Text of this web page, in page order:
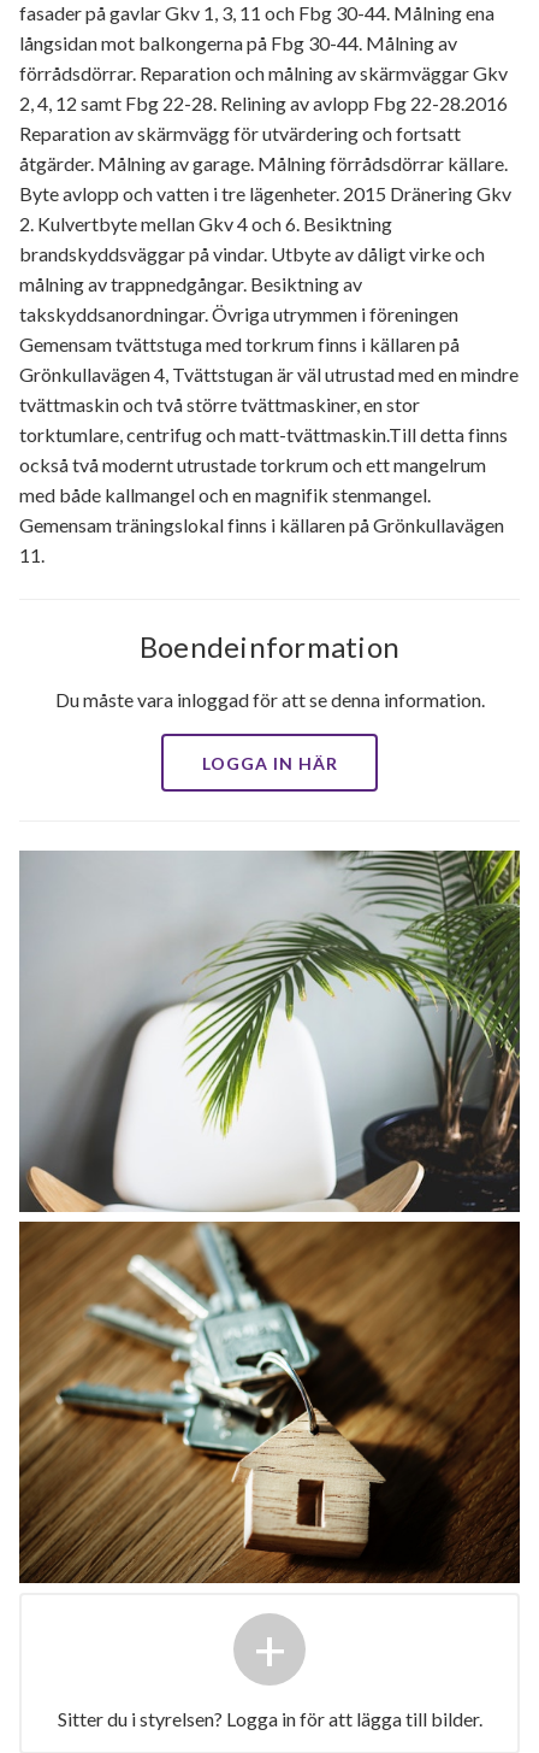
fasader på gavlar Gkv 1, 3, 11 och Fbg 30-44. Målning ena
långsidan mot balkongerna på Fbg 30-44. Målning av
förrådsdörrar. Reparation och målning av skärmväggar Gkv
2, 4, 12 samt Fbg 22-28. Relining av avlopp Fbg 22-28.2016
Reparation av skärmvägg för utvärdering och fortsatt
åtgärder. Målning av garage. Målning förrådsdörrar källare.
Byte avlopp och vatten i tre lägenheter. 2015 Dränering Gkv
2. Kulvertbyte mellan Gkv 4 och 6. Besiktning
brandskyddsväggar på vindar. Utbyte av dåligt virke och
målning av trappnedgångar. Besiktning av
takskyddsanordningar. Övriga utrymmen i föreningen
Gemensam tvättstuga med torkrum finns i källaren på
Grönkullavägen 4, Tvättstugan är väl utrustad med en mindre
tvättmaskin och två större tvättmaskiner, en stor
torktumlare, centrifug och matt-tvättmaskin.Till detta finns
också två modernt utrustade torkrum och ett mangelrum
med både kallmangel och en magnifik stenmangel.
Gemensam träningslokal finns i källaren på Grönkullavägen
11.
Boendeinformation
Du måste vara inloggad för att se denna information.
LOGGA IN HÄR
+
Sitter du i styrelsen? Logga in för att lägga till bilder.